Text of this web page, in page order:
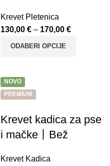
Krevet Pletenica
130,00 € – 170,00 €
ODABERI OPCIJE
NOVO
PREMIUM
Krevet kadica za pse
i mačke丨Bež
Krevet Kadica